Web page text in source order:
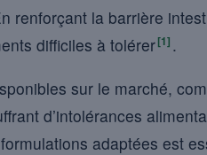
renforçant la barrière
difficiles à tolérer[1] .
sur le marché,
d’intolérances
adaptées est